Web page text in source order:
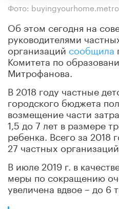
Фото:
Об этом сегодня на
руководителями
организаций сообщила
Комитета по
Митрофанова.
В 2018 году частные
городского бюджета
возмещение части
1,5 до 7 лет в размере
ребенка. Всего за 2018
27 частных
В июле 2019 г. в
меры по сокращению
увеличена вдвое – до 6